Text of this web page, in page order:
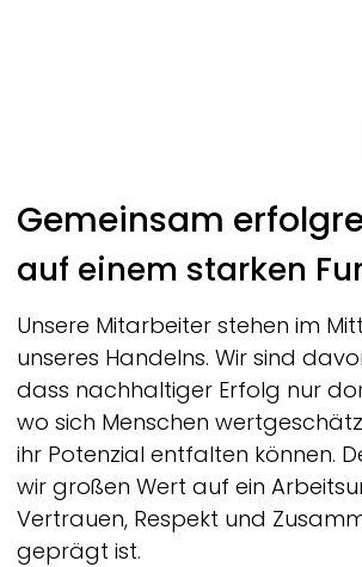
Gemeinsam
auf einem starken
Unsere Mitarbeiter stehen im
unseres Handelns. Wir sind
dass nachhaltiger Erfolg nur
wo sich Menschen
ihr Potenzial entfalten können.
wir großen Wert auf ein
Vertrauen, Respekt und
geprägt ist.